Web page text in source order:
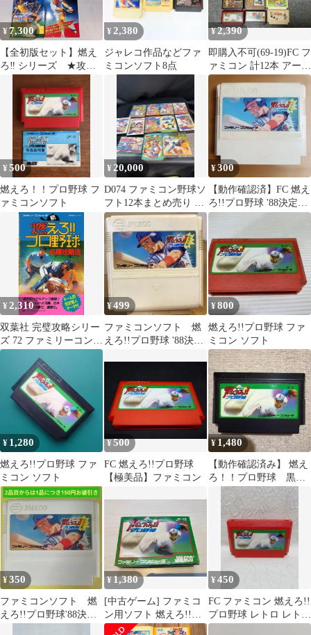
¥7,300
【全初版セット】燃え
ろ‼︎ シリーズ ★攻略
¥2,380
ジャレコ作品などファ
ミコンソフト8点
¥2,390
即購入不可(69-19)FC フ
ァミコン 計12本 アーバ
ンチャンピオン、他
¥500
燃えろ！！プロ野球 フ
ァミコンソフト
¥20,000
D074 ファミコン野球ソ
フト12本まとめ売り フ
ァミスタシリーズ/他
FC
¥300
【動作確認済】FC 燃え
ろ!!プロ野球 '88決定版
カセットのみ レトロゲ
¥ 2,310
双葉社 完璧攻略シリー
ズ 72 ファミリーコンピ
ュータ 新・燃えろ!!プ
ロ野球 必勝攻略法
¥499
ファミコンソフト 燃
えろ!!プロ野球 '88決定
¥800
燃えろ!!プロ野球 ファ
ミコン ソフト
¥ 1,280
燃えろ!!プロ野球 ファ
ミコン ソフト
¥500
FC 燃えろ!!プロ野球
【極美品】ファミコン
¥ 1,480
【動作確認済み】 燃え
ろ！！プロ野球 黒
Ver. （ファミコン）
¥350
ファミコンソフト 燃
えろ!!プロ野球'88決定
¥1,380
[中古ゲーム] ファミコ
ン用ソフト 燃えろ!!プ
ロ野球
¥450
FC ファミコン 燃えろ!!
プロ野球 レトロ レトロ
ゲーム ゲーム ゲームソ